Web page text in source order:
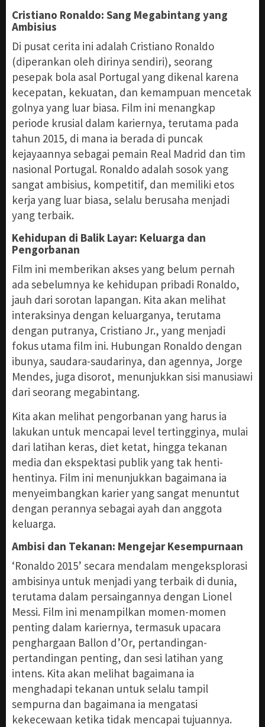
Cristiano Ronaldo: Sang Megabintang yang
Ambisius
Di pusat cerita ini adalah Cristiano Ronaldo
(diperankan oleh dirinya sendiri), seorang
pesepak bola asal Portugal yang dikenal karena
kecepatan, kekuatan, dan kemampuan mencetak
golnya yang luar biasa. Film ini menangkap
periode krusial dalam kariernya, terutama pada
tahun 2015, di mana ia berada di puncak
kejayaannya sebagai pemain Real Madrid dan tim
nasional Portugal. Ronaldo adalah sosok yang
sangat ambisius, kompetitif, dan memiliki etos
kerja yang luar biasa, selalu berusaha menjadi
yang terbaik.
Kehidupan di Balik Layar: Keluarga dan
Pengorbanan
Film ini memberikan akses yang belum pernah
ada sebelumnya ke kehidupan pribadi Ronaldo,
jauh dari sorotan lapangan. Kita akan melihat
interaksinya dengan keluarganya, terutama
dengan putranya, Cristiano Jr., yang menjadi
fokus utama film ini. Hubungan Ronaldo dengan
ibunya, saudara-saudarinya, dan agennya, Jorge
Mendes, juga disorot, menunjukkan sisi manusiawi
dari seorang megabintang.
Kita akan melihat pengorbanan yang harus ia
lakukan untuk mencapai level tertingginya, mulai
dari latihan keras, diet ketat, hingga tekanan
media dan ekspektasi publik yang tak henti-
hentinya. Film ini menunjukkan bagaimana ia
menyeimbangkan karier yang sangat menuntut
dengan perannya sebagai ayah dan anggota
keluarga.
Ambisi dan Tekanan: Mengejar Kesempurnaan
‘Ronaldo 2015’ secara mendalam mengeksplorasi
ambisinya untuk menjadi yang terbaik di dunia,
terutama dalam persaingannya dengan Lionel
Messi. Film ini menampilkan momen-momen
penting dalam kariernya, termasuk upacara
penghargaan Ballon d’Or, pertandingan-
pertandingan penting, dan sesi latihan yang
intens. Kita akan melihat bagaimana ia
menghadapi tekanan untuk selalu tampil
sempurna dan bagaimana ia mengatasi
kekecewaan ketika tidak mencapai tujuannya.